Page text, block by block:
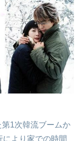
第1次韓流ブームか
より家での時間